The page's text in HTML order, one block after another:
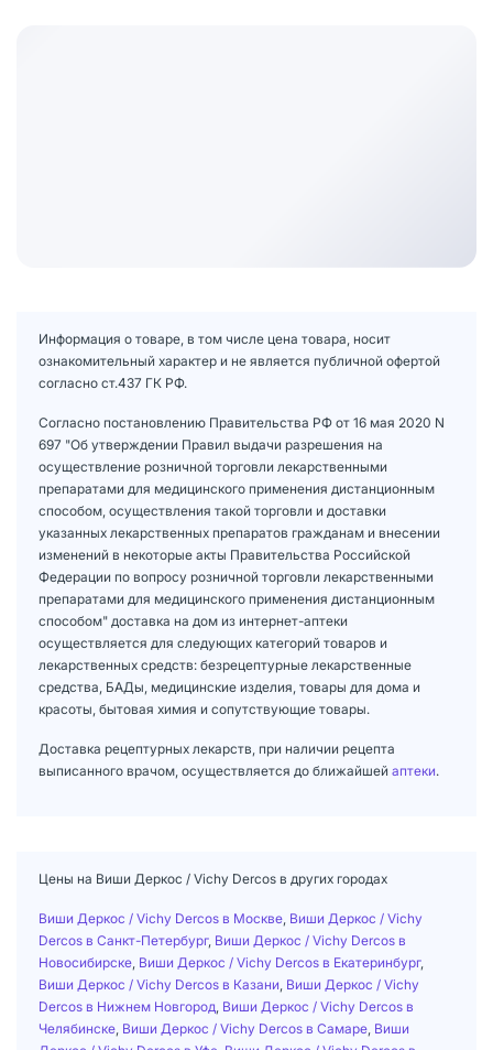
Информация о товаре, в том числе цена товара, носит
ознакомительный характер и не является публичной офертой
согласно ст.437 ГК РФ.
Согласно постановлению Правительства РФ от 16 мая 2020 N
697 "Об утверждении Правил выдачи разрешения на
осуществление розничной торговли лекарственными
препаратами для медицинского применения дистанционным
способом, осуществления такой торговли и доставки
указанных лекарственных препаратов гражданам и внесении
изменений в некоторые акты Правительства Российской
Федерации по вопросу розничной торговли лекарственными
препаратами для медицинского применения дистанционным
способом" доставка на дом из интернет-аптеки
осуществляется для следующих категорий товаров и
лекарственных средств: безрецептурные лекарственные
средства, БАДы, медицинские изделия, товары для дома и
красоты, бытовая химия и сопутствующие товары.
Доставка рецептурных лекарств, при наличии рецепта
выписанного врачом, осуществляется до ближайшей аптеки.
Цены на Виши Деркос / Vichy Dercos в других городах
Виши Деркос / Vichy Dercos в Москве Виши Деркос / Vichy
Dercos в Санкт-Петербург, Виши Деркос / Vichy Dercos в
Новосибирске Виши Деркос / Vichy Dercos в Екатеринбург,
Виши Деркос / Vichy Dercos в Казани Виши Деркос / Vichy
Dercos в Нижнем Новгород Виши Деркос / Vichy Dercos в
Челябинске Виши Деркос / Vichy Dercos в Самаре Виши